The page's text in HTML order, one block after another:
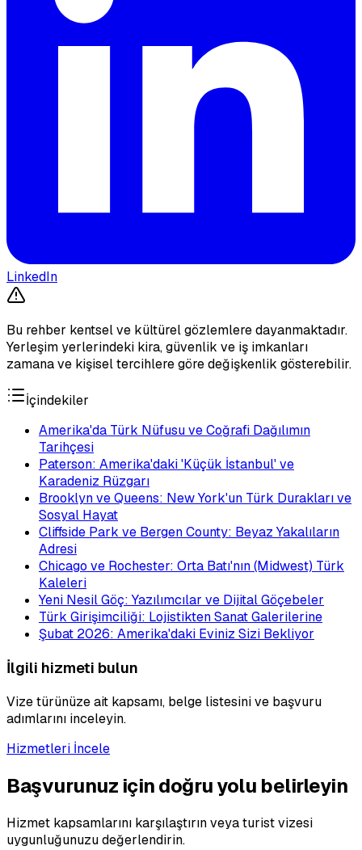
LinkedIn
Bu rehber kentsel ve kültürel gözlemlere dayanmaktadır.
Yerleşim yerlerindeki kira, güvenlik ve iş imkanları
zamana ve kişisel tercihlere göre değişkenlik gösterebilir.
İçindekiler
Amerika'da Türk Nüfusu ve Coğrafi Dağılımın
Tarihçesi
Paterson: Amerika'daki 'Küçük İstanbul' ve
Karadeniz Rüzgarı
Brooklyn ve Queens: New York'un Türk Durakları ve
Sosyal Hayat
Cliffside Park ve Bergen County: Beyaz Yakalıların
Adresi
Chicago ve Rochester: Orta Batı'nın (Midwest) Türk
Kaleleri
Yeni Nesil Göç: Yazılımcılar ve Dijital Göçebeler
Türk Girişimciliği: Lojistikten Sanat Galerilerine
Şubat 2026: Amerika'daki Eviniz Sizi Bekliyor
İlgili hizmeti bulun
Vize türünüze ait kapsamı, belge listesini ve başvuru
adımlarını inceleyin.
Hizmetleri İncele
Başvurunuz için doğru yolu belirleyin
Hizmet kapsamlarını karşılaştırın veya turist vizesi
uygunluğunuzu değerlendirin.